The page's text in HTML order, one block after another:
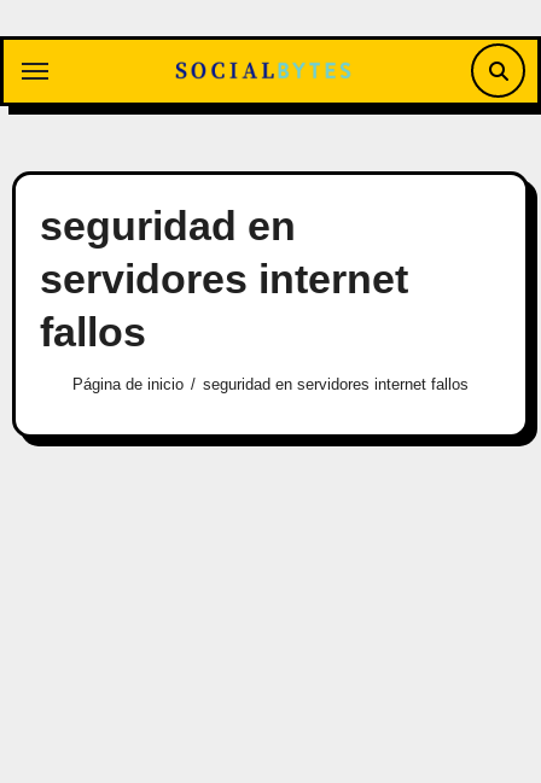
contenido
seguridad en
servidores internet
fallos
Página de inicio seguridad en servidores internet fallos